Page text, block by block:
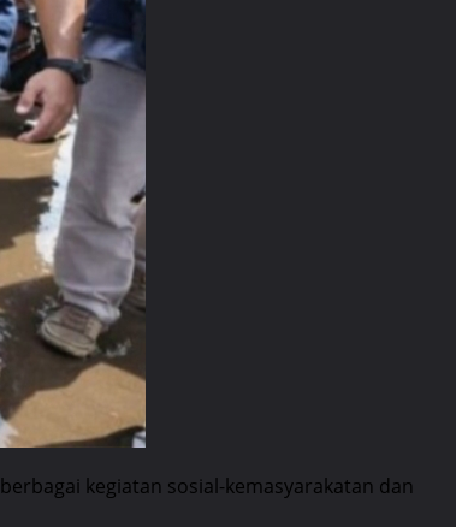
kegiatan sosial-kemasyarakatan dan